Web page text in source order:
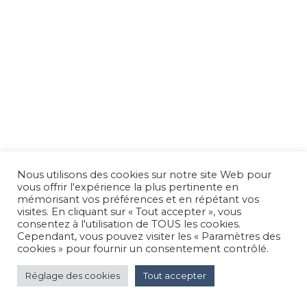
Nous utilisons des cookies sur notre site Web pour
vous offrir l'expérience la plus pertinente en
mémorisant vos préférences et en répétant vos
visites. En cliquant sur « Tout accepter », vous
consentez à l'utilisation de TOUS les cookies.
Cependant, vous pouvez visiter les « Paramètres des
cookies » pour fournir un consentement contrôlé.
Réglage des cookies Tout accepter